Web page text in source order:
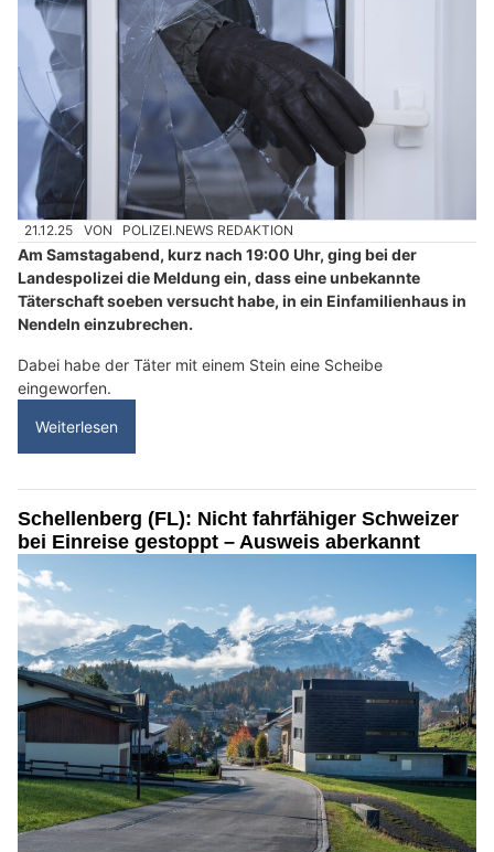
21.12.25 VON POLIZEI.NEWS REDAKTION
Am Samstagabend, kurz nach 19:00 Uhr, ging bei der
Landespolizei die Meldung ein, dass eine unbekannte
Täterschaft soeben versucht habe, in ein Einfamilienhaus in
Nendeln einzubrechen.
Dabei habe der Täter mit einem Stein eine Scheibe
eingeworfen.
Weiterlesen
Schellenberg (FL): Nicht fahrfähiger Schweizer
bei Einreise gestoppt – Ausweis aberkannt